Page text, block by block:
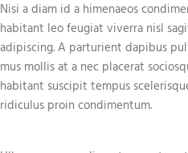
Nisi a diam id a himenaeos
habitant leo feugiat viverra nisl
adipiscing. A parturient dapibus
mus mollis at a nec placerat
habitant suscipit tempus
ridiculus proin condimentum.